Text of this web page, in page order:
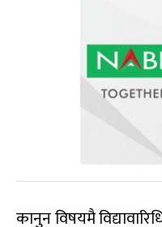
कानुन विषयमै